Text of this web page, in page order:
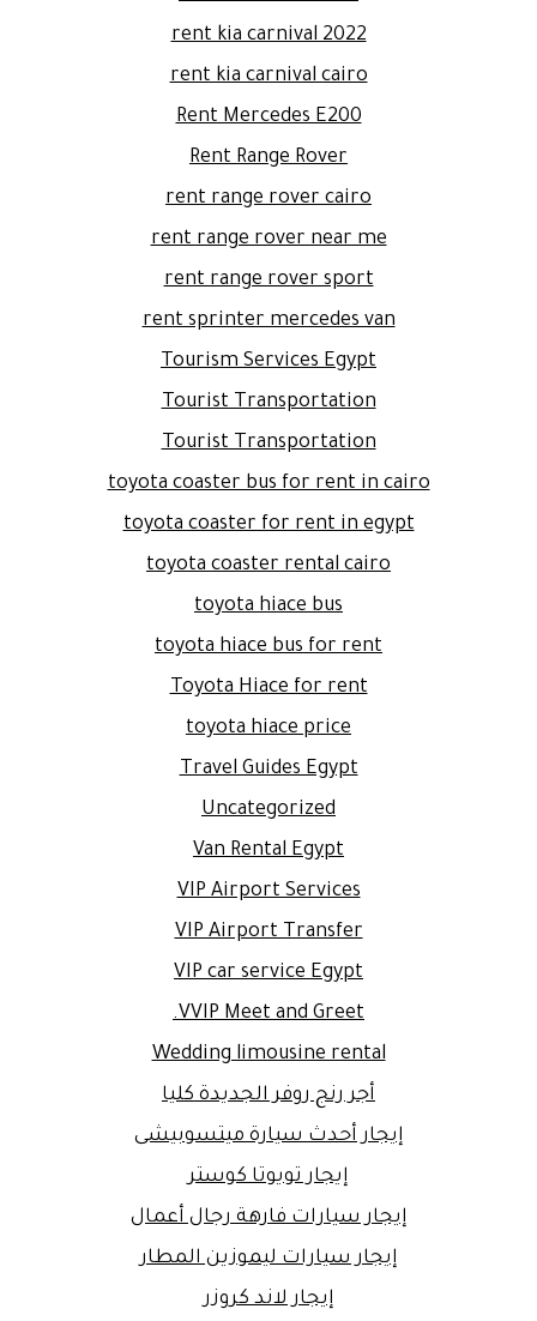
rent kia carnival 2022
rent kia carnival cairo
Rent Mercedes E200
Rent Range Rover
rent range rover cairo
rent range rover near me
rent range rover sport
rent sprinter mercedes van
Tourism Services Egypt
Tourist Transportation
Tourist Transportation
toyota coaster bus for rent in cairo
toyota coaster for rent in egypt
toyota coaster rental cairo
toyota hiace bus
toyota hiace bus for rent
Toyota Hiace for rent
toyota hiace price
Travel Guides Egypt
Uncategorized
Van Rental Egypt
VIP Airport Services
VIP Airport Transfer
VIP car service Egypt
VVIP Meet and Greet.
Wedding limousine rental
أجر رنج روفر الجديدة كليا
إيجار أحدث سيارة ميتسوبيشى
إيجار تويوتا كوستر
إيجار سيارات فارهة رجال أعمال
إيجار سيارات ليموزين المطار
إيجار لاند كروزر